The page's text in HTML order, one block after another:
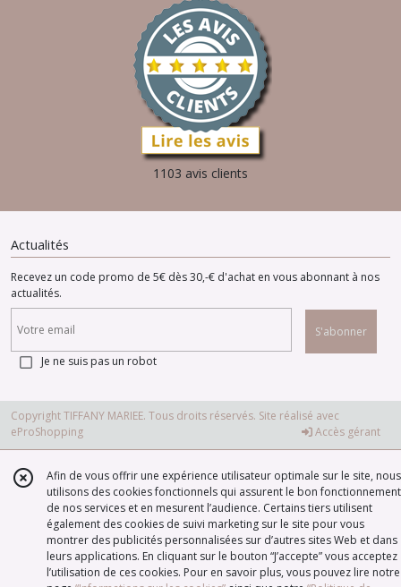
1103 avis clients
Actualités
Recevez un code promo de 5€ dès 30,-€ d'achat en vous abonnant à nos
actualités.
S'abonner
Je ne suis pas un robot
Copyright TIFFANY MARIEE. Tous droits réservés. Site réalisé avec
eProShopping
Accès gérant
Afin de vous offrir une expérience utilisateur optimale sur le site, nous
utilisons des cookies fonctionnels qui assurent le bon fonctionnement
de nos services et en mesurent l’audience. Certains tiers utilisent
également des cookies de suivi marketing sur le site pour vous
montrer des publicités personnalisées sur d’autres sites Web et dans
leurs applications. En cliquant sur le bouton “J’accepte” vous acceptez
l’utilisation de ces cookies. Pour en savoir plus, vous pouvez lire notre